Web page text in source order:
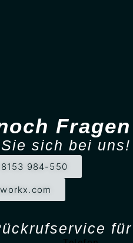
sich bei uns!
984-550